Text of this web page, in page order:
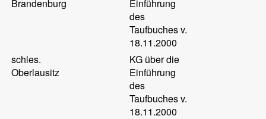
Brandenburg
Einführung
des
Taufbuches v.
18.11.2000
schles.
Oberlausitz
KG über die
Einführung
des
Taufbuches v.
18.11.2000